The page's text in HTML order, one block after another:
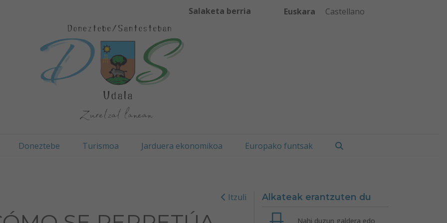
Salaketa berria Euskara Castellano
Doneztebe Turismoa Jarduera ekonomikoa Europako funtsak
Itzuli Alkateak erantzuten du
Nahi duzun galdera edo